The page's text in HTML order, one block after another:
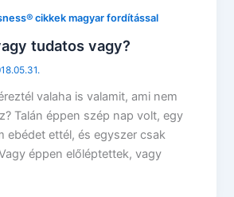
cikkek magyar fordítással
tudatos vagy?
valaha is valamit, ami nem
Talán éppen szép nap volt, egy
ebédet ettél, és egyszer csak
éppen előléptettek, vagy